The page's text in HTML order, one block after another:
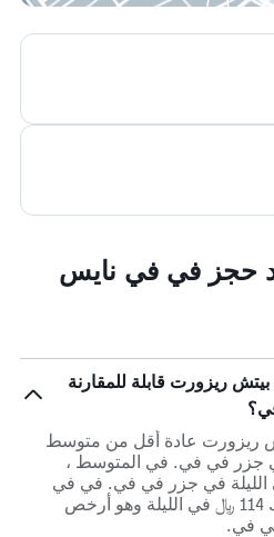
حجز في في نايس
ريزورت قابلة للمقارنة
ريزورت عادة أقل من متوسط
3 نجوم في جزر في في. في المتوسط ،
هو 181 ﷼ في الليلة في جزر في في. في في
نايس بيتش ريزورت سيعطيك 114 ﷼ في الليلة وهو أرخص